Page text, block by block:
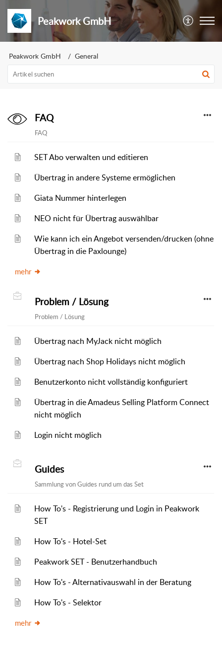
Peakwork GmbH
Peakwork GmbH General
FAQ
FAQ
SET Abo verwalten und editieren
Übertrag in andere Systeme ermöglichen
Giata Nummer hinterlegen
NEO nicht für Übertrag auswählbar
Wie kann ich ein Angebot versenden/drucken (ohne
Übertrag in die Paxlounge)
mehr
Problem / Lösung
Problem / Lösung
Übertrag nach MyJack nicht möglich
Übertrag nach Shop Holidays nicht möglich
Benutzerkonto nicht vollständig konfiguriert
Übertrag in die Amadeus Selling Platform Connect
nicht möglich
Login nicht möglich
Guides
Sammlung von Guides rund um das Set
How To's - Registrierung und Login in Peakwork
SET
How To's - Hotel-Set
Peakwork SET - Benutzerhandbuch
How To's - Alternativauswahl in der Beratung
How To's - Selektor
mehr